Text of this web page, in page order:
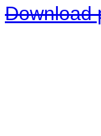
Download